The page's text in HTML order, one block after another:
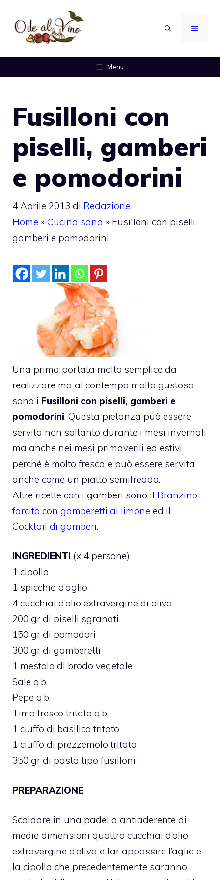
contenuto
MENU
Menu
Fusilloni con
piselli, gamberi
e pomodorini
4 Aprile 2013 di Redazione
Home » Cucina sana » Fusilloni con piselli,
gamberi e pomodorini
Una prima portata molto semplice da
realizzare ma al contempo molto gustosa
sono i Fusilloni con piselli, gamberi e
pomodorini. Questa pietanza può essere
servita non soltanto durante i mesi invernali
ma anche nei mesi primaverili ed estivi
perché è molto fresca e può essere servita
anche come un piatto semifreddo.
Altre ricette con i gamberi sono il Branzino
farcito con gamberetti al limone ed il
Cocktail di gamberi.
INGREDIENTI (x 4 persone)
1 cipolla
1 spicchio d’aglio
4 cucchiai d’olio extravergine di oliva
200 gr di piselli sgranati
150 gr di pomodori
300 gr di gamberetti
1 mestolo di brodo vegetale
Sale q.b.
Pepe q.b.
Timo fresco tritato q.b.
1 ciuffo di basilico tritato
1 ciuffo di prezzemolo tritato
350 gr di pasta tipo fusilloni
PREPARAZIONE
Scaldare in una padella antiaderente di
medie dimensioni quattro cucchiai d’olio
extravergine d’oliva e far appassire l’aglio e
la cipolla che precedentemente saranno